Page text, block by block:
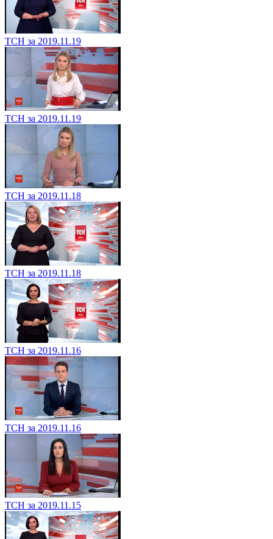
ТСН за 2019.11.19
ТСН за 2019.11.19
ТСН за 2019.11.18
ТСН за 2019.11.18
ТСН за 2019.11.16
ТСН за 2019.11.16
ТСН за 2019.11.15